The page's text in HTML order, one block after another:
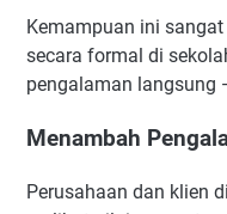
Kemampuan ini
secara formal di
pengalaman langsung
Menambah
Perusahaan dan klien